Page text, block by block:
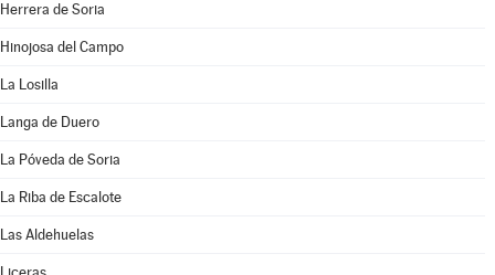
Herrera de Soria
Hinojosa del Campo
La Losilla
Langa de Duero
La Póveda de Soria
La Riba de Escalote
Las Aldehuelas